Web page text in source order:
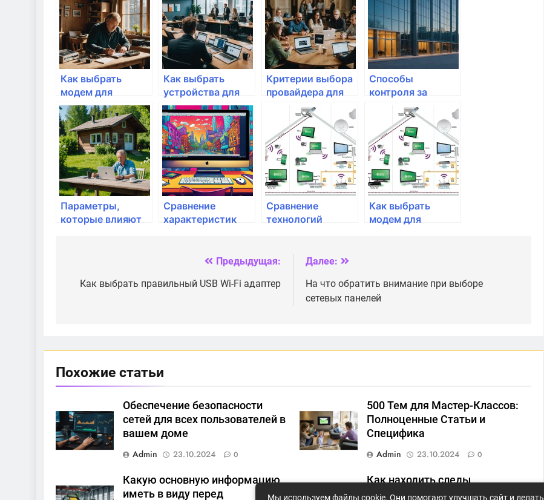
Как выбрать
модем для
интернета
Как выбрать
устройства для
умножения
скорости
интернета
Критерии выбора
провайдера для
домашнего
интернета
Способы
контроля за
трафиком в
домашней сети
Параметры,
которые влияют
Сравнение
характеристик
оптика, ADSL, 4G
Сравнение
технологий
Как выбрать
модем для
по
Предыдущая:
Как выбрать правильный USB Wi-Fi адаптер
Далее:
На что обратить внимание при выборе
сетевых панелей
Похожие статьи
Обеспечение безопасности
сетей для всех пользователей в
вашем доме
Admin
23.10.2024 0
500 Тем для Мастер-Классов:
Полноценные Статьи и
Специфика
Admin
23.10.2024 0
Какую основную информацию
иметь в виду перед
Как находить следы
нестабильных соединений и
Мы используем файлы cookie. Они помогают улучшать сайт и делать